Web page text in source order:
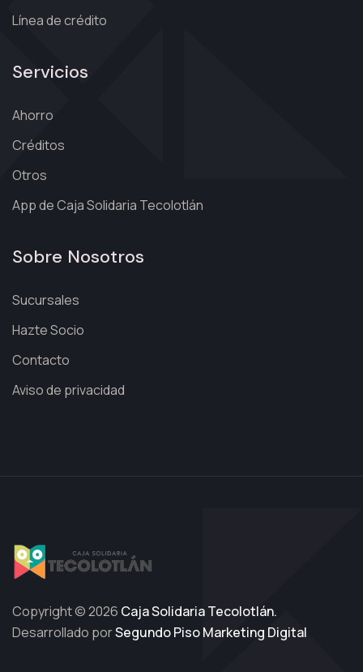
Línea de crédito
Servicios
Ahorro
Créditos
Otros
App de Caja Solidaria Tecolotlán
Sobre Nosotros
Sucursales
Hazte Socio
Contacto
Aviso de privacidad
Copyright © 2026 Caja Solidaria Tecolotlán.
Desarrollado porSegundo Piso Marketing Digital